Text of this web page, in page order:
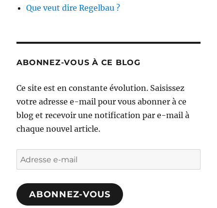
Que veut dire Regelbau ?
ABONNEZ-VOUS À CE BLOG
Ce site est en constante évolution. Saisissez
votre adresse e-mail pour vous abonner à ce
blog et recevoir une notification par e-mail à
chaque nouvel article.
Adresse
e-
mail
ABONNEZ-VOUS